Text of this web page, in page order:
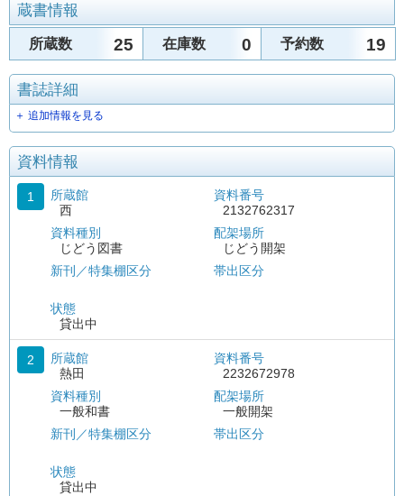
蔵書情報
所蔵数 25 在庫数 0 予約数 19
書誌詳細
＋ 追加情報を見る
資料情報
1
所蔵館
西
資料種別
じどう図書
新刊／特集棚区分
状態
貸出中
資料番号
2132762317
配架場所
じどう開架
帯出区分
2
所蔵館
熱田
資料種別
一般和書
新刊／特集棚区分
状態
貸出中
資料番号
2232672978
配架場所
一般開架
帯出区分